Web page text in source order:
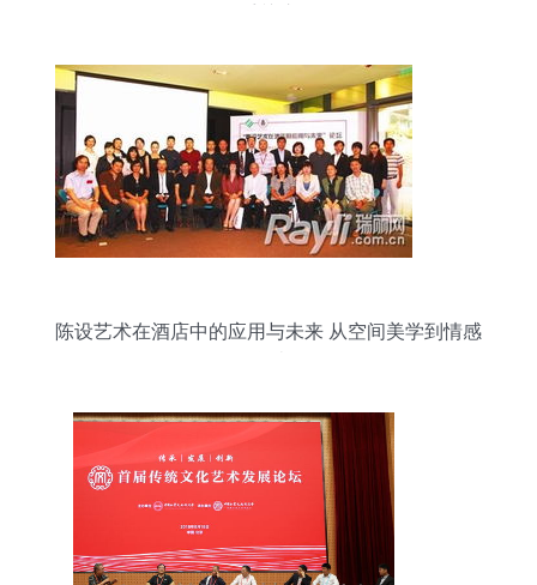
陈设艺术在酒店中的应用与未来 从空间美学到情感